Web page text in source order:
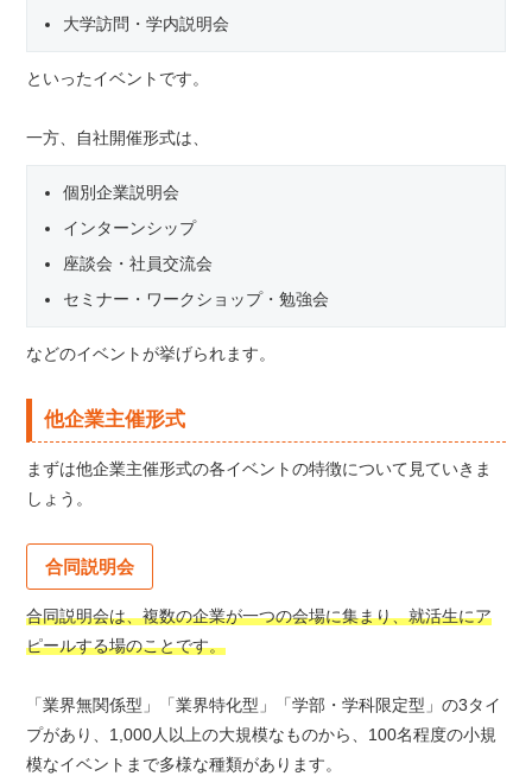
大学訪問・学内説明会
といったイベントです。
一方、自社開催形式は、
個別企業説明会
インターンシップ
座談会・社員交流会
セミナー・ワークショップ・勉強会
などのイベントが挙げられます。
他企業主催形式
まずは他企業主催形式の各イベントの特徴について見ていきま
しょう。
合同説明会
合同説明会は、複数の企業が一つの会場に集まり、就活生にア
ピールする場のことです。
「業界無関係型」「業界特化型」「学部・学科限定型」の3タイ
プがあり、1,000人以上の大規模なものから、100名程度の小規
模なイベントまで多様な種類があります。